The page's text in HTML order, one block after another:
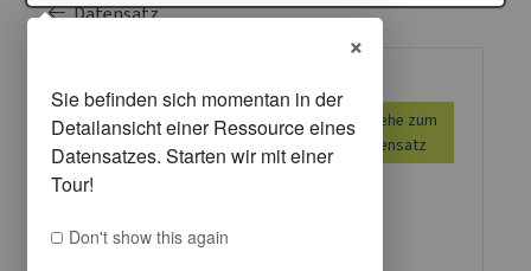
Datensatz
THREDDS-
Datenserver
(TDS)
Gehe zum
Datensatz
×
Don't show this again